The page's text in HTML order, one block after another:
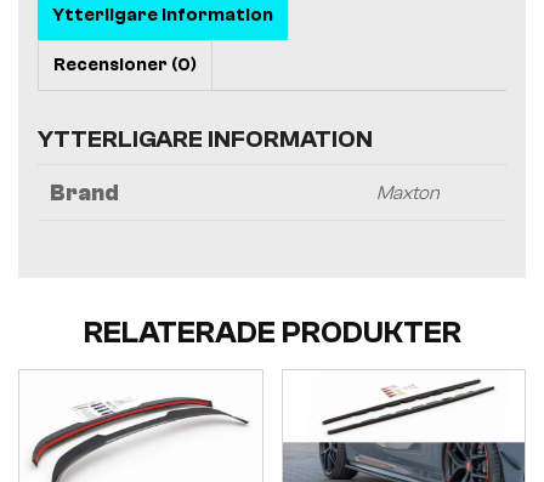
Ytterligare information
Recensioner (0)
YTTERLIGARE INFORMATION
Brand Maxton
RELATERADE PRODUKTER